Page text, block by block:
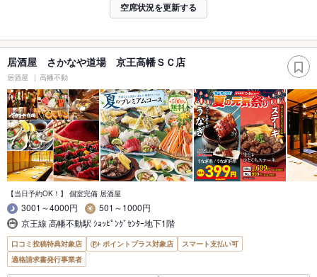
空席状況を更新する
居酒屋 さかなや道場 京王高幡ＳＣ店
居酒屋 高幡不動
【当日予約OK！】 個室完備 居酒屋
3001～4000円
501～1000円
京王線 高幡不動駅 ｼｮｯﾋﾟﾝｸﾞｾﾝﾀｰ地下1階
口コミ投稿特典対象店 ポイントプラス対象店
スマート支払い可
適格請求書発行事業者